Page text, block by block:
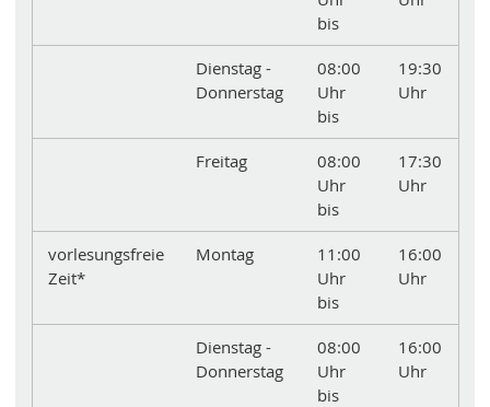
bis
Dienstag -
Donnerstag
08:00
Uhr
bis
19:30
Uhr
Freitag
08:00
Uhr
bis
17:30
Uhr
vorlesungsfreie
Zeit*
Montag
11:00
Uhr
bis
16:00
Uhr
Dienstag -
Donnerstag
08:00
Uhr
bis
16:00
Uhr